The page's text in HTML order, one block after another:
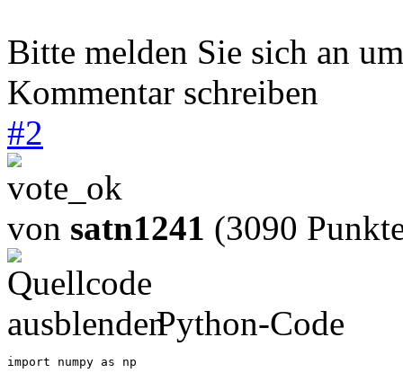
Bitte melden Sie sich an
Kommentar schreiben
#2
von satn1241 (3090
Python-Code
import numpy as np